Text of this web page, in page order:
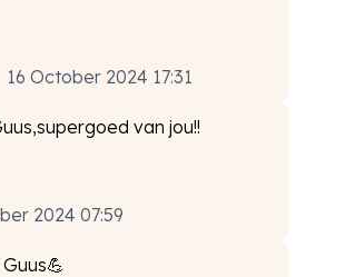
16 October 2024 17:31
van jou!!
2024 07:59